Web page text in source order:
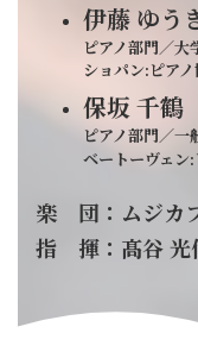
伊藤 ゆう
ピアノ部門／大
ショパン:ピア
保坂 千鶴
ピアノ部門／
ベートーヴェン
楽 団：ムジカ
指 揮：髙谷 光